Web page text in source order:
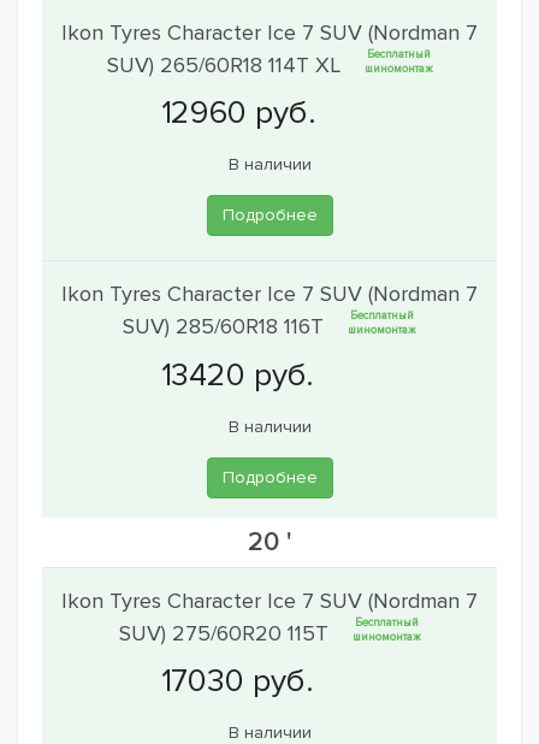
Ikon Tyres Character Ice 7 SUV (Nordman 7
SUV) 265/60R18 114T XL
Бесплатный
шиномонтаж
В наличии
Подробнее
Ikon Tyres Character Ice 7 SUV (Nordman 7
SUV) 285/60R18 116T
Бесплатный
шиномонтаж
В наличии
Подробнее
20 '
Ikon Tyres Character Ice 7 SUV (Nordman 7
SUV) 275/60R20 115T
Бесплатный
шиномонтаж
В наличии